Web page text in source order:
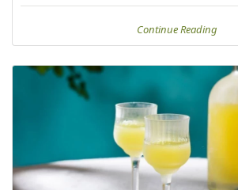
Continue Reading